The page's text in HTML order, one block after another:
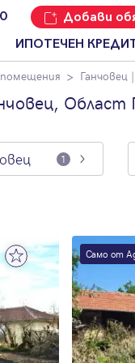
Добави
ИПОТЕЧЕН
Ганчовец
1
Само от